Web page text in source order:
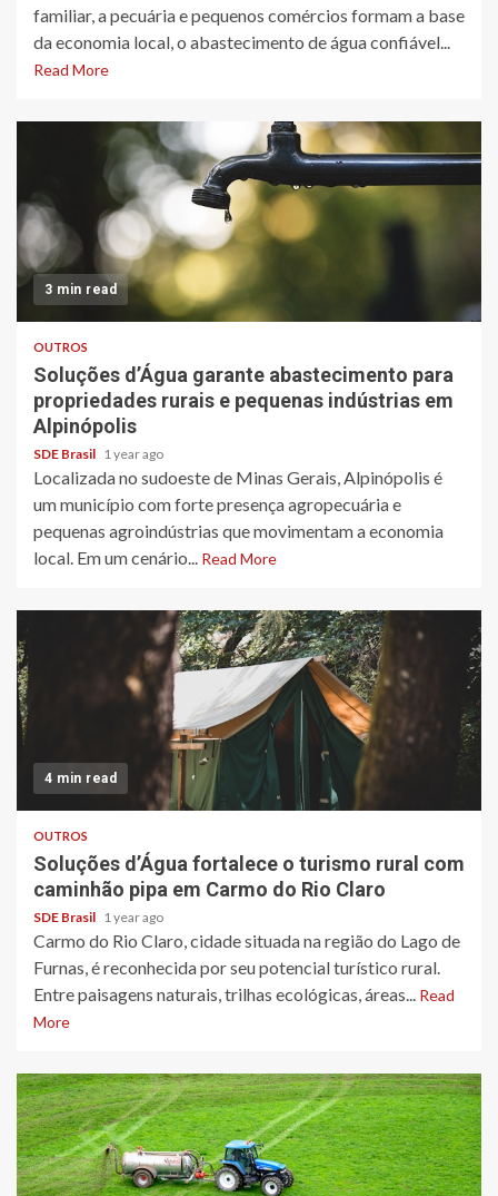
familiar, a pecuária e pequenos comércios formam a base
da economia local, o abastecimento de água confiável...
Read More
3 min read
OUTROS
Soluções d’Água garante abastecimento para
propriedades rurais e pequenas indústrias em
Alpinópolis
SDE Brasil 1 year ago
Localizada no sudoeste de Minas Gerais, Alpinópolis é
um município com forte presença agropecuária e
pequenas agroindústrias que movimentam a economia
local. Em um cenário... Read More
4 min read
OUTROS
Soluções d’Água fortalece o turismo rural com
caminhão pipa em Carmo do Rio Claro
SDE Brasil 1 year ago
Carmo do Rio Claro, cidade situada na região do Lago de
Furnas, é reconhecida por seu potencial turístico rural.
Entre paisagens naturais, trilhas ecológicas, áreas... Read
More